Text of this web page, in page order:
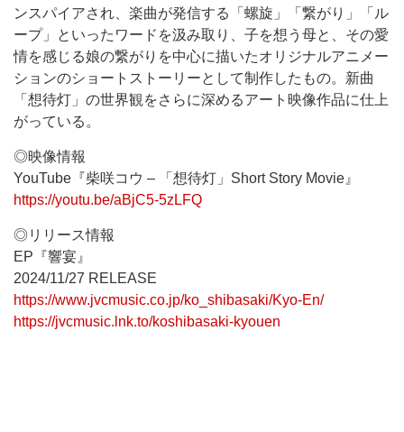
ンスパイアされ、楽曲が発信する「螺旋」「繋がり」「ル
ープ」といったワードを汲み取り、子を想う母と、その愛
情を感じる娘の繋がりを中心に描いたオリジナルアニメー
ションのショートストーリーとして制作したもの。新曲
「想待灯」の世界観をさらに深めるアート映像作品に仕上
がっている。
◎映像情報
YouTube『柴咲コウ – 「想待灯」Short Story Movie』
https://youtu.be/aBjC5-5zLFQ
◎リリース情報
EP『響宴』
2024/11/27 RELEASE
https://www.jvcmusic.co.jp/ko_shibasaki/Kyo-En/
https://jvcmusic.lnk.to/koshibasaki-kyouen